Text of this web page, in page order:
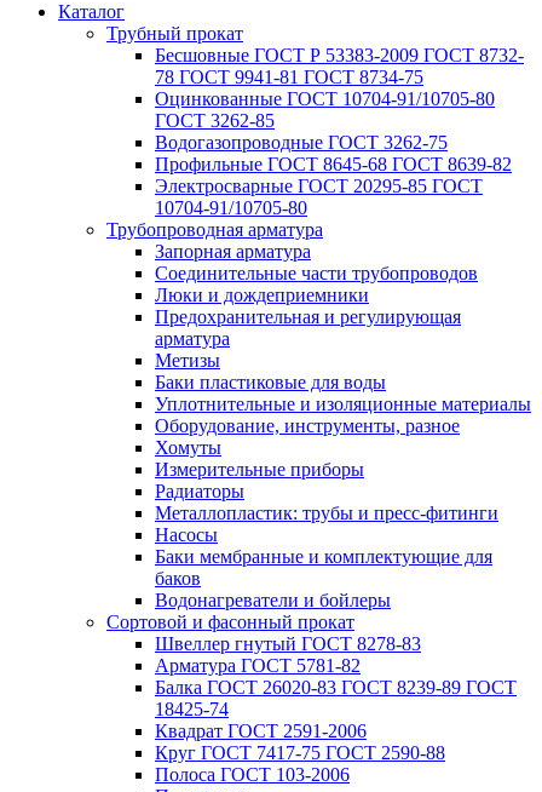
Каталог
Трубный прокат
Беcшовные ГОСТ Р 53383-2009 ГОСТ 8732-
78 ГОСТ 9941-81 ГОСТ 8734-75
Оцинкованные ГОСТ 10704-91/10705-80
ГОСТ 3262-85
Водогазопроводные ГОСТ 3262-75
Профильные ГОСТ 8645-68 ГОСТ 8639-82
Электросварные ГОСТ 20295-85 ГОСТ
10704-91/10705-80
Трубопроводная арматура
Запорная арматура
Соединительные части трубопроводов
Люки и дождеприемники
Предохранительная и регулирующая
арматура
Метизы
Баки пластиковые для воды
Уплотнительные и изоляционные материалы
Оборудование, инструменты, разное
Хомуты
Измерительные приборы
Радиаторы
Металлопластик: трубы и пресс-фитинги
Насосы
Баки мембранные и комплектующие для
баков
Водонагреватели и бойлеры
Сортовой и фасонный прокат
Швеллер гнутый ГОСТ 8278-83
Арматура ГОСТ 5781-82
Балка ГОСТ 26020-83 ГОСТ 8239-89 ГОСТ
18425-74
Квадрат ГОСТ 2591-2006
Круг ГОСТ 7417-75 ГОСТ 2590-88
Полоса ГОСТ 103-2006